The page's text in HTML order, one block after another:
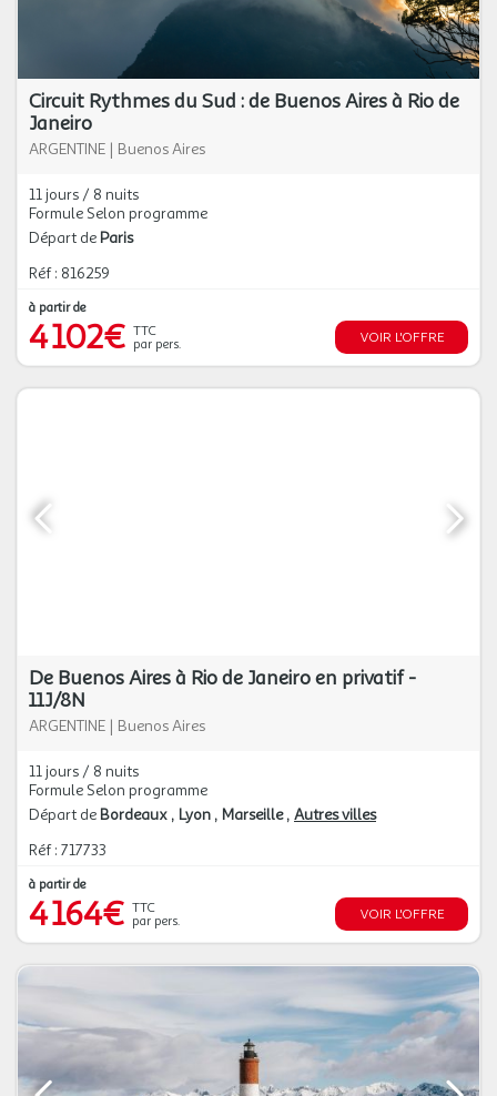
Circuit Rythmes du Sud : de Buenos Aires à Rio de
Janeiro
ARGENTINE | Buenos Aires
11 jours / 8 nuits
Formule Selon programme
Départ de Paris
Réf : 816259
à partir de
4 102€ TTC
par pers.
VOIR L'OFFRE
De Buenos Aires à Rio de Janeiro en privatif -
11J/8N
ARGENTINE | Buenos Aires
11 jours / 8 nuits
Formule Selon programme
Départ de Bordeaux Lyon Marseille Autres villes
Réf : 717733
à partir de
4 164€ TTC
par pers.
VOIR L'OFFRE